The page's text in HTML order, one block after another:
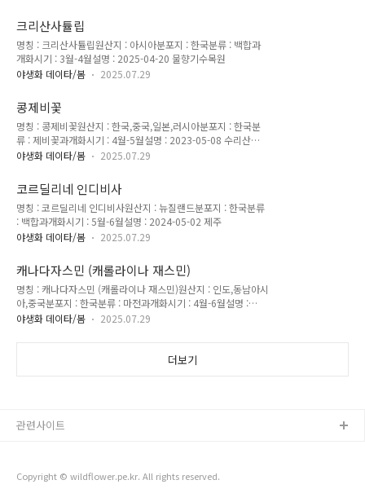
크리산사튤립
명칭 : 크리산사튤립원산지 : 아시아분포지 : 한국분류 : 백합과
개화시기 : 3월-4월설명 : 2025-04-20 물향기수목원
야생화 데이타/봄
2025.07.29
콩제비꽃
명칭 : 콩제비꽃원산지 : 한국,중국,일본,러시아분포지 : 한국분
류 : 제비꽃과개화시기 : 4월-5월설명 : 2023-05-08 수리산
2025-04-23 광명
야생화 데이타/봄 2025.07.29
코르딜리네 인디비사
명칭 : 코르딜리네 인디비사원산지 : 뉴질랜드분포지 : 한국분류
: 백합과개화시기 : 5월-6월설명 : 2024-05-02 제주
야생화 데이타/봄
2025.07.29
캐나다자스민 (캐롤라이나 재스민)
명칭 : 캐나다자스민 (캐롤라이나 재스민)원산지 : 인도,동남아시
아,중국분포지 : 한국분류 : 마전과개화시기 : 4월-6월설명 :
2023-04-29 국립수목원
야생화 데이타/봄 2025.07.29
더보기
Copyright © wildflower.pe.kr. All rights reserved.
관련사이트